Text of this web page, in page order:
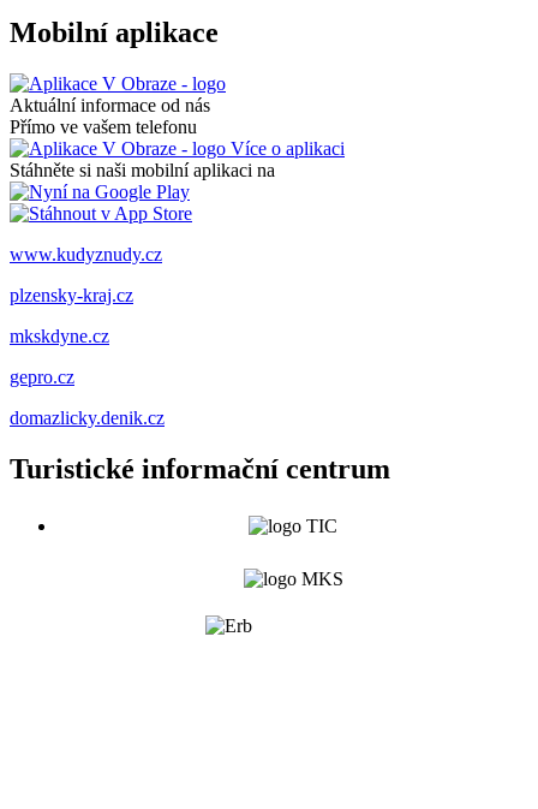
Mobilní aplikace
Aktuální informace od nás
Přímo ve vašem telefonu
Více o aplikaci
Stáhněte si naši mobilní aplikaci na
www.kudyznudy.cz
plzensky-kraj.cz
mkskdyne.cz
gepro.cz
domazlicky.denik.cz
Turistické informační centrum